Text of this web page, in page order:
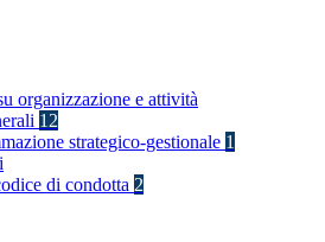
organizzazione e attività
12
strategico-gestionale 1
di condotta 2